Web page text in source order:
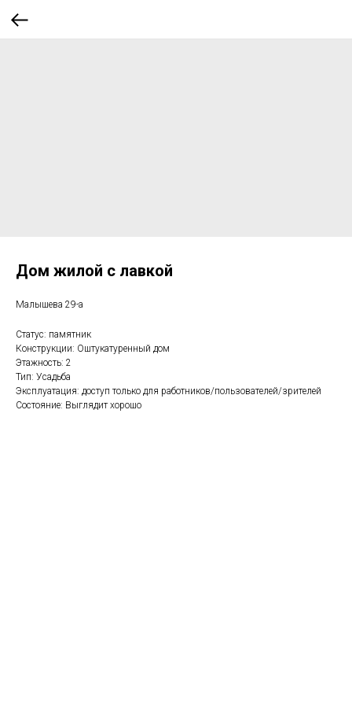
Дом жилой с лавкой
Малышева 29-а
Статус: памятник
Конструкции: Оштукатуренный дом
Этажность: 2
Тип: Усадьба
Эксплуатация: доступ только для работников/пользователей/зрителей
Состояние: Выглядит хорошо